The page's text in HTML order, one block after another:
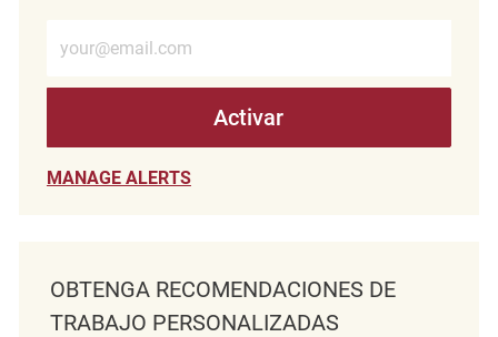
Activar
MANAGE ALERTS
OBTENGA RECOMENDACIONES DE
TRABAJO PERSONALIZADAS